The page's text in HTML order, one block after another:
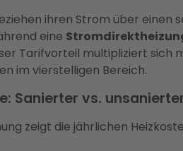
ihren Strom über einen
eine
Tarifvorteil multipliziert sich
im vierstelligen Bereich.
Sanierter vs.
zeigt die jährlichen